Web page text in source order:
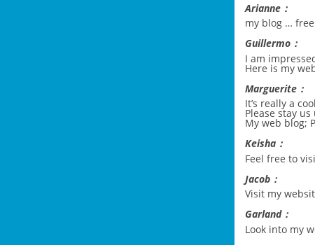
Arianne：
my blog …
Guillermo：
I am
Here is my
Marguerite：
It’s really a
Please stay
My web blog;
Keisha：
Feel free to
Jacob：
Visit my
Garland：
Look into my